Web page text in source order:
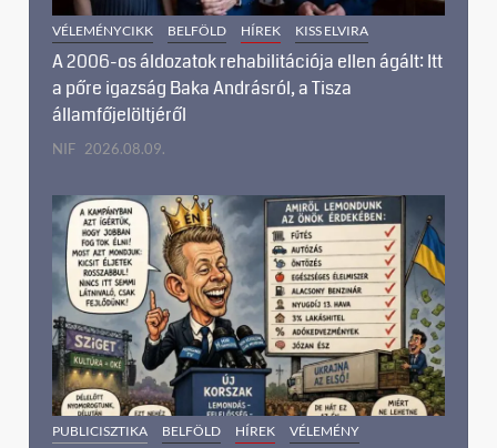
VÉLEMÉNYCIKK BELFÖLD HÍREK KISS ELVIRA
A 2006-os áldozatok rehabilitációja ellen ágált: Itt
a pőre igazság Baka Andrásról, a Tisza
államfőjelöltjéről
NIF 2026.08.09.
PUBLICISZTIKA BELFÖLD HÍREK VÉLEMÉNY